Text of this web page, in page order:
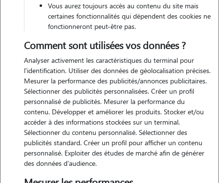
Motivation
passionnée par les animaux depuis toujours et à leur bien être
j'aimerai travailler dans ce domaine qui m'anime. sensible à leurs
besoins et demandes j'aime m'adapter à chaque animal. j'aimerai
aussi aider à les accompagner, dans un projet de devenir assistante
vétérinaire je suis attentive aux signaux de communications, ainsi
travailler avec les animaux est une évidence pour moi.
Vous aurez toujours accès au contenu du site mais
certaines fonctionnalités qui dépendent des cookies ne
fonctionneront peut-être pas.
Comment sont utilisées vos données ?
Analyser activement les caractéristiques du terminal pour
l'identification. Utiliser des données de géolocalisation précises.
Mesurer la performance des publicités/annonces publicitaires.
Sélectionner des publicités personnalisées. Créer un profil
personnalisé de publicités. Mesurer la performance du
contenu. Développer et améliorer les produits. Stocker et/ou
accéder à des informations stockées sur un terminal.
Sélectionner du contenu personnalisé. Sélectionner des
publicités standard. Créer un profil pour afficher un contenu
personnalisé. Exploiter des études de marché afin de générer
des données d'audience.